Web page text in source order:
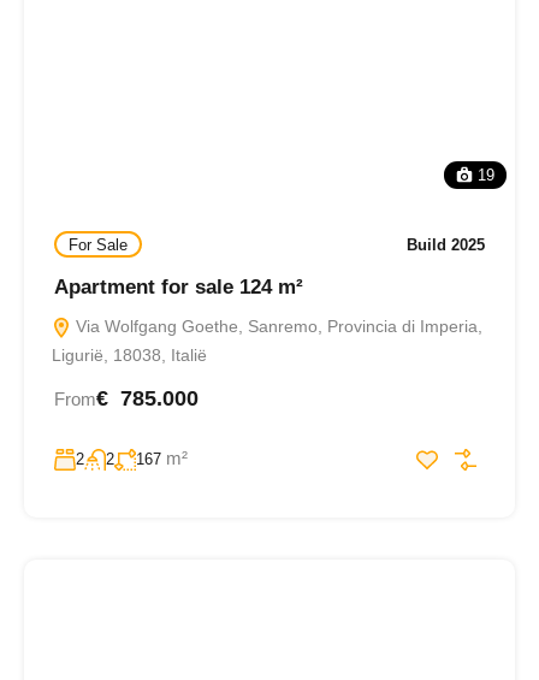
19
For Sale Build 2025
Apartment for sale 124 m²
Via Wolfgang Goethe, Sanremo, Provincia di Imperia,
Ligurië, 18038, Italië
From€ 785.000
2 2 167 m²